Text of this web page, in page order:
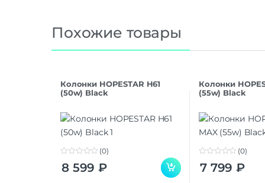
Похожие товары
Колонки HOPESTAR H61
(50w) Black
o
(0)
8 599 ₽
Колонки
(55w) Black
o
(0)
7 799 ₽